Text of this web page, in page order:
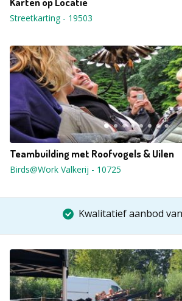
Streetkarting- 19503
Teambuilding met Roofvogels & Uilen
Birds@Work Valkerij - 10725
Kwalitatief aanbod